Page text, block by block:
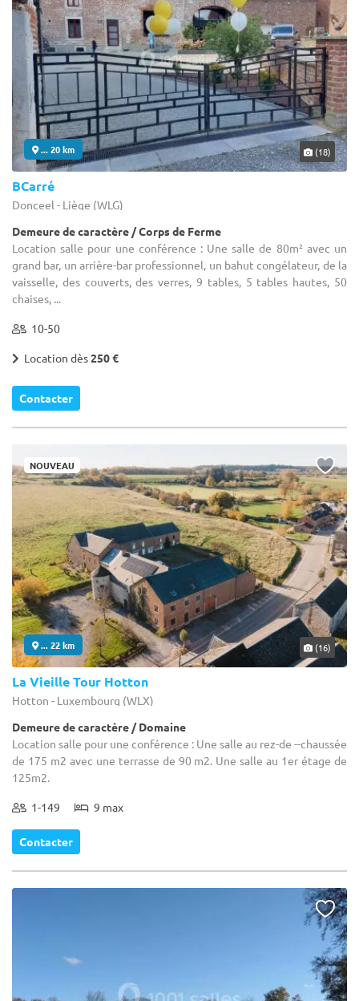
... 20 km (18)
BCarré
Donceel - Liège (WLG)
Demeure de caractère / Corps de Ferme
Location salle pour une conférence : Une salle de 80m² avec un
grand bar, un arrière-bar professionnel, un bahut congélateur, de la
vaisselle, des couverts, des verres, 9 tables, 5 tables hautes, 50
chaises, ...
10-50
Location dès250 €
Contacter
NOUVEAU
... 22 km (16)
La Vieille Tour Hotton
Hotton - Luxembourg (WLX)
Demeure de caractère / Domaine
Location salle pour une conférence : Une salle au rez-de --chaussée
de 175 m2 avec une terrasse de 90 m2. Une salle au 1er étage de
125m2.
1-149 9 max
Contacter